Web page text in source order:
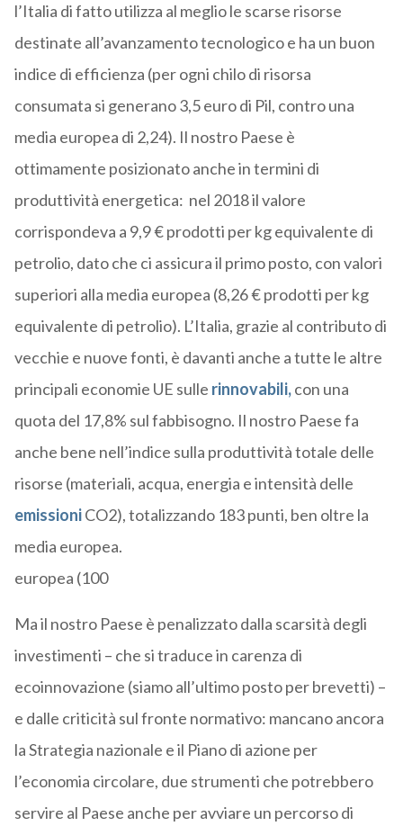
l’Italia di fatto utilizza al meglio le scarse risorse
destinate all’avanzamento tecnologico e ha un buon
indice di efficienza (per ogni chilo di risorsa
consumata si generano 3,5 euro di Pil, contro una
media europea di 2,24). Il nostro Paese è
ottimamente posizionato anche in termini di
produttività energetica: nel 2018 il valore
corrispondeva a 9,9 € prodotti per kg equivalente di
petrolio, dato che ci assicura il primo posto, con valori
superiori alla media europea (8,26 € prodotti per kg
equivalente di petrolio). L’Italia, grazie al contributo di
vecchie e nuove fonti, è davanti anche a tutte le altre
principali economie UE sulle rinnovabili,con una
quota del 17,8% sul fabbisogno. Il nostro Paese fa
anche bene nell’indice sulla produttività totale delle
risorse (materiali, acqua, energia e intensità delle
emissioniCO2), totalizzando 183 punti, ben oltre la
media europea.
europea (100
Ma il nostro Paese è penalizzato dalla scarsità degli
investimenti – che si traduce in carenza di
ecoinnovazione (siamo all’ultimo posto per brevetti) –
e dalle criticità sul fronte normativo: mancano ancora
la Strategia nazionale e il Piano di azione per
l’economia circolare, due strumenti che potrebbero
servire al Paese anche per avviare un percorso di